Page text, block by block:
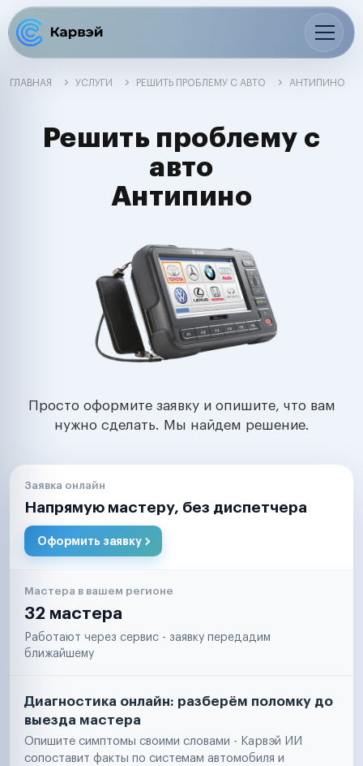
ГЛАВНАЯ УСЛУГИ РЕШИТЬ ПРОБЛЕМУ С АВТО АНТИПИНО
Решить проблему с
авто
Антипино
Просто оформите заявку и опишите, что вам
нужно сделать. Мы найдем решение.
Заявка онлайн
Напрямую мастеру, без диспетчера
Оформить заявку
Мастера в вашем регионе
32 мастера
Работают через сервис - заявку передадим
ближайшему
Диагностика онлайн: разберём поломку до
выезда мастера
Опишите симптомы своими словами - Карвэй ИИ
сопоставит факты по системам автомобиля и